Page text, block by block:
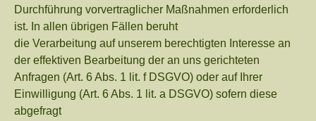
Durchführung vorvertraglicher Maßnahmen erforderlich
ist. In allen übrigen Fällen beruht
die Verarbeitung auf unserem berechtigten Interesse an
der effektiven Bearbeitung der an uns gerichteten
Anfragen (Art. 6 Abs. 1 lit. f DSGVO) oder auf Ihrer
Einwilligung (Art. 6 Abs. 1 lit. a DSGVO) sofern diese
abgefragt